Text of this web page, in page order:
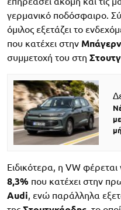
γερμανικό ποδόσφαιρο.
όμιλος εξετάζει το
που κατέχει στην
συμμετοχή του στη
Ειδικότερα, η VW
8,3% που κατέχει στην
Audi , ενώ παράλληλα